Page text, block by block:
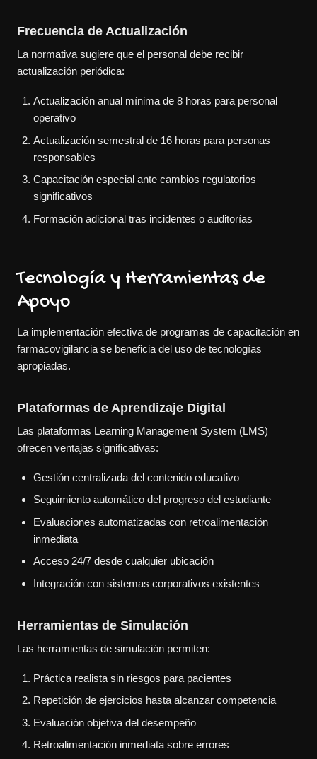
Frecuencia de Actualización
La normativa sugiere que el personal debe recibir
actualización periódica:
Actualización anual mínima de 8 horas para personal
operativo
Actualización semestral de 16 horas para personas
responsables
Capacitación especial ante cambios regulatorios
significativos
Formación adicional tras incidentes o auditorías
Tecnología y Herramientas de
Apoyo
La implementación efectiva de programas de capacitación en
farmacovigilancia se beneficia del uso de tecnologías
apropiadas.
Plataformas de Aprendizaje Digital
Las plataformas Learning Management System (LMS)
ofrecen ventajas significativas:
Gestión centralizada del contenido educativo
Seguimiento automático del progreso del estudiante
Evaluaciones automatizadas con retroalimentación
inmediata
Acceso 24/7 desde cualquier ubicación
Integración con sistemas corporativos existentes
Herramientas de Simulación
Las herramientas de simulación permiten:
Práctica realista sin riesgos para pacientes
Repetición de ejercicios hasta alcanzar competencia
Evaluación objetiva del desempeño
Retroalimentación inmediata sobre errores